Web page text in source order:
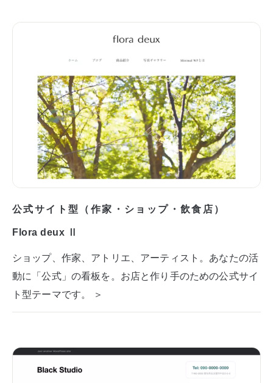
公式サイト型（作家・ショップ・飲食店）
Flora deux Ⅱ
ショップ、作家、アトリエ、アーティスト。あなたの活
動に「公式」の看板を。お店と作り手のための公式サイ
ト型テーマです。 ＞